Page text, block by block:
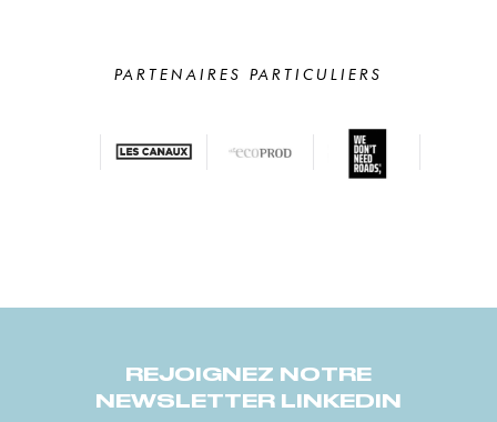
PARTENAIRES PARTICULIERS
REJOIGNEZ NOTRE
NEWSLETTER LINKEDIN